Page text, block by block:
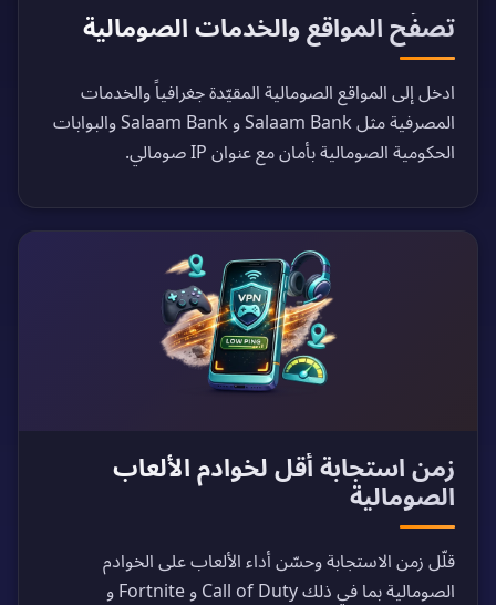
تصفّح المواقع والخدمات الصومالية
ادخل إلى المواقع الصومالية المقيّدة جغرافياً والخدمات
المصرفية مثل Salaam Bank و Salaam Bank والبوابات
الحكومية الصومالية بأمان مع عنوان IP صومالي.
زمن استجابة أقل لخوادم الألعاب
الصومالية
قلّل زمن الاستجابة وحسّن أداء الألعاب على الخوادم
الصومالية بما في ذلك Call of Duty و Fortnite و